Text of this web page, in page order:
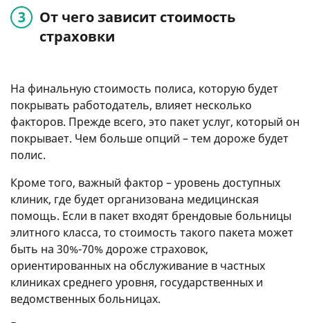
От чего зависит стоимость
страховки
На финальную стоимость полиса, которую будет
покрывать работодатель, влияет несколько
факторов. Прежде всего, это пакет услуг, который он
покрывает. Чем больше опций – тем дороже будет
полис.
Кроме того, важный фактор – уровень доступных
клиник, где будет организована медицинская
помощь. Если в пакет входят брендовые больницы
элитного класса, то стоимость такого пакета может
быть на 30%-70% дороже страховок,
ориентированных на обслуживание в частных
клиниках среднего уровня, государственных и
ведомственных больницах.